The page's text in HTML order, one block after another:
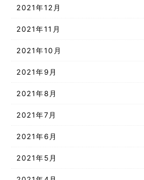
2021年12月
2021年11月
2021年10月
2021年9月
2021年8月
2021年7月
2021年6月
2021年5月